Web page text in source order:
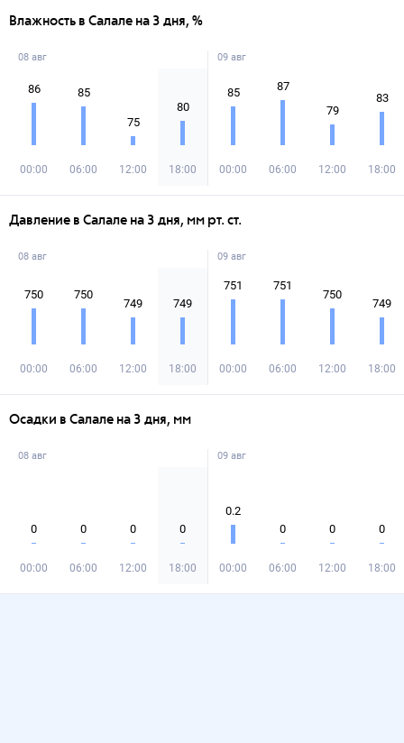
Влажность в Салале на 3 дня, %
08 авг
86
00:00
85
06:00
75
12:00
80
18:00
09 авг
85
00:00
87
06:00
79
12:00
83
18:00
Давление в Салале на 3 дня, мм рт. ст.
08 авг
750
00:00
750
06:00
749
12:00
749
18:00
09 авг
751
00:00
751
06:00
750
12:00
749
18:00
Осадки в Салале на 3 дня, мм
08 авг
0
00:00
0
06:00
0
12:00
0
18:00
09 авг
0.2
00:00
0
06:00
0
12:00
0
18:00